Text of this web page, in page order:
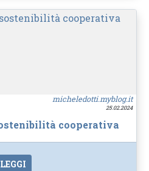
micheledotti.myblog.it
25.02.2024
cooperativa
LEGGI